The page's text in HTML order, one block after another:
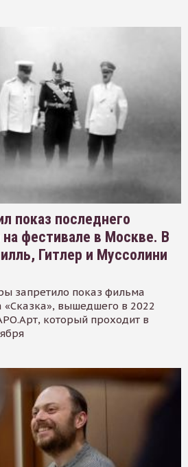
показ последнего
фестивале в Москве. В
Гитлер и Муссолини
запретило показ фильма
«Сказка», вышедшего в 2022
который проходит в